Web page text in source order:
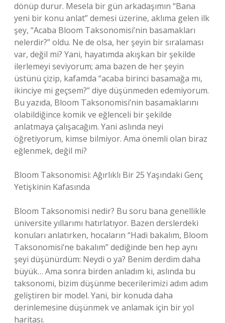
dönüp durur. Mesela bir gün arkadaşımın “Bana
yeni bir konu anlat” demesi üzerine, aklıma gelen ilk
şey, “Acaba Bloom Taksonomisi’nin basamakları
nelerdir?” oldu. Ne de olsa, her şeyin bir sıralaması
var, değil mi? Yani, hayatımda akışkan bir şekilde
ilerlemeyi seviyorum; ama bazen de her şeyin
üstünü çizip, kafamda “acaba birinci basamağa mı,
ikinciye mi geçsem?” diye düşünmeden edemiyorum.
Bu yazıda, Bloom Taksonomisi’nin basamaklarını
olabildiğince komik ve eğlenceli bir şekilde
anlatmaya çalışacağım. Yani aslında neyi
öğretiyorum, kimse bilmiyor. Ama önemli olan biraz
eğlenmek, değil mi?
Bloom Taksonomisi: Ağırlıklı Bir 25 Yaşındaki Genç
Yetişkinin Kafasında
Bloom Taksonomisi nedir? Bu soru bana genellikle
üniversite yıllarımı hatırlatıyor. Bazen derslerdeki
konuları anlatırken, hocaların “Hadi bakalım, Bloom
Taksonomisi’ne bakalım” dediğinde ben hep aynı
şeyi düşünürdüm: Neydi o ya? Benim derdim daha
büyük… Ama sonra birden anladım ki, aslında bu
taksonomi, bizim düşünme becerilerimizi adım adım
geliştiren bir model. Yani, bir konuda daha
derinlemesine düşünmek ve anlamak için bir yol
haritası.